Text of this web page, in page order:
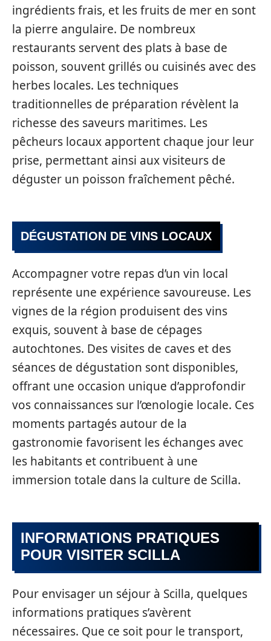
ingrédients frais, et les fruits de mer en sont
la pierre angulaire. De nombreux
restaurants servent des plats à base de
poisson, souvent grillés ou cuisinés avec des
herbes locales. Les techniques
traditionnelles de préparation révèlent la
richesse des saveurs maritimes. Les
pêcheurs locaux apportent chaque jour leur
prise, permettant ainsi aux visiteurs de
déguster un poisson fraîchement pêché.
DÉGUSTATION DE VINS LOCAUX
Accompagner votre repas d’un vin local
représente une expérience savoureuse. Les
vignes de la région produisent des vins
exquis, souvent à base de cépages
autochtones. Des visites de caves et des
séances de dégustation sont disponibles,
offrant une occasion unique d’approfondir
vos connaissances sur l’œnologie locale. Ces
moments partagés autour de la
gastronomie favorisent les échanges avec
les habitants et contribuent à une
immersion totale dans la culture de Scilla.
INFORMATIONS PRATIQUES
POUR VISITER SCILLA
Pour envisager un séjour à Scilla, quelques
informations pratiques s’avèrent
nécessaires. Que ce soit pour le transport,